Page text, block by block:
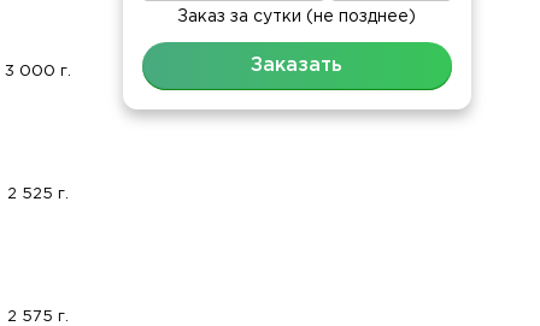
3 000 г.
2 525 г.
2 575 г.
Заказ за сутки (не позднее)
Заказать